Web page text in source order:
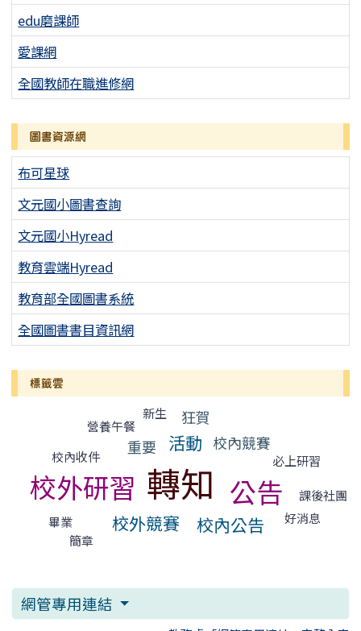
edu磨課師
愛課網
全國教師在職進修網
圖書資源網
布可星球
文元國小圖書查詢
文元國小Hyread
教育雲端Hyread
教育部全國圖書系統
全國圖書書目資訊網
標籤雲
營養午餐
新生
狂賀
重要
活動 校內競賽
校內收件
校外研習 轉知 必上研習
公告
課後社團
畢業
校外競賽 校內公告
好消息
簡章
網管專用連結